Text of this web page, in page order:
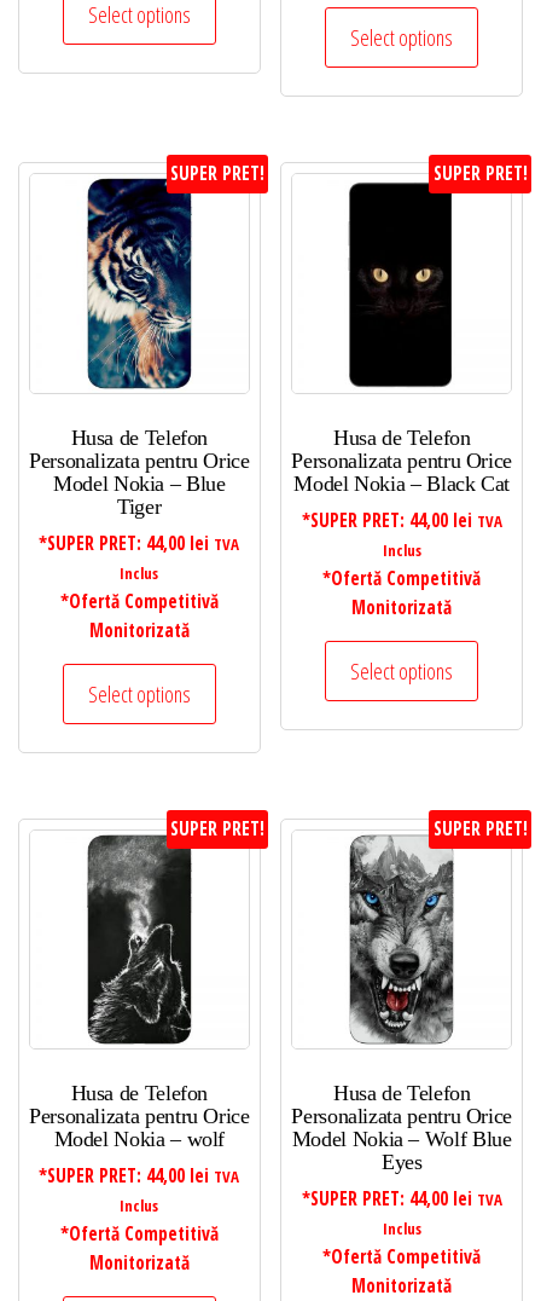
Select options
Select options
SUPER PRET!
Husa de Telefon
Personalizata pentru Orice
Model Nokia – Blue
Tiger
*SUPER PRET: 44,00 lei TVA
Inclus
*Ofertă Competitivă
Monitorizată
Select options
SUPER PRET!
Husa de Telefon
Personalizata pentru Orice
Model Nokia – Black Cat
*SUPER PRET: 44,00 lei TVA
Inclus
*Ofertă Competitivă
Monitorizată
Select options
SUPER PRET!
Husa de Telefon
Personalizata pentru Orice
Model Nokia – wolf
*SUPER PRET: 44,00 lei TVA
Inclus
*Ofertă Competitivă
Monitorizată
SUPER PRET!
Husa de Telefon
Personalizata pentru Orice
Model Nokia – Wolf Blue
Eyes
*SUPER PRET: 44,00 lei TVA
Inclus
*Ofertă Competitivă
Monitorizată